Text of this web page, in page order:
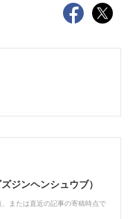
ジンヘンシュウブ）
または直近の記事の寄稿時点で